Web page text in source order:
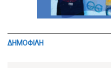
ΔΗΜΟΦΙΛΗ